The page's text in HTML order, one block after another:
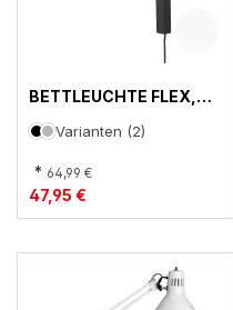
BETTLEUCHTE FLEX,
Varianten (2)
* 64,99 €
47,95 €